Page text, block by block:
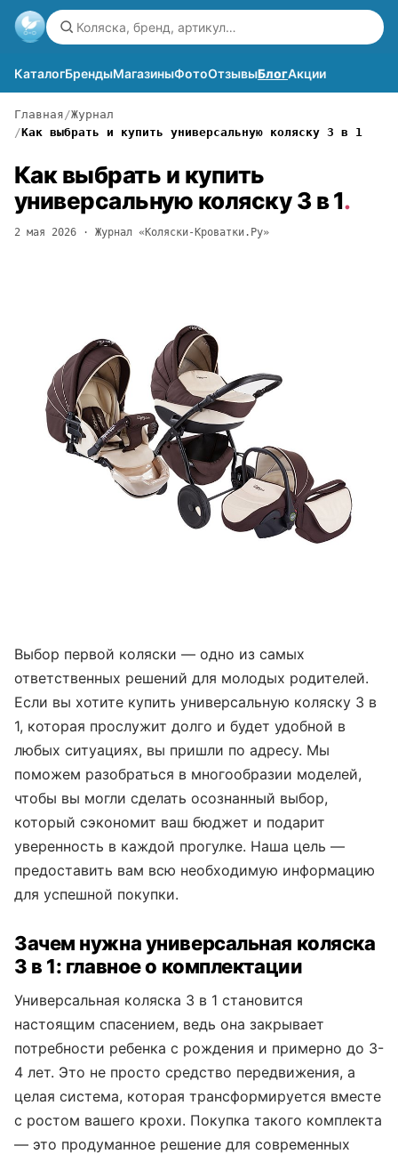
КаталогБрендыМагазиныФотоОтзывыБлогАкции
Главная Журнал
Как выбрать и купить универсальную коляску 3 в 1
Как выбрать и купить
универсальную коляску 3 в 1.
2 мая 2026 · Журнал «Коляски-Кроватки.Ру»
Выбор первой коляски — одно из самых
ответственных решений для молодых родителей.
Если вы хотите купить универсальную коляску 3 в
1, которая прослужит долго и будет удобной в
любых ситуациях, вы пришли по адресу. Мы
поможем разобраться в многообразии моделей,
чтобы вы могли сделать осознанный выбор,
который сэкономит ваш бюджет и подарит
уверенность в каждой прогулке. Наша цель —
предоставить вам всю необходимую информацию
для успешной покупки.
Зачем нужна универсальная коляска
3 в 1: главное о комплектации
Универсальная коляска 3 в 1 становится
настоящим спасением, ведь она закрывает
потребности ребенка с рождения и примерно до 3-
4 лет. Это не просто средство передвижения, а
целая система, которая трансформируется вместе
с ростом вашего крохи. Покупка такого комплекта
— это продуманное решение для современных